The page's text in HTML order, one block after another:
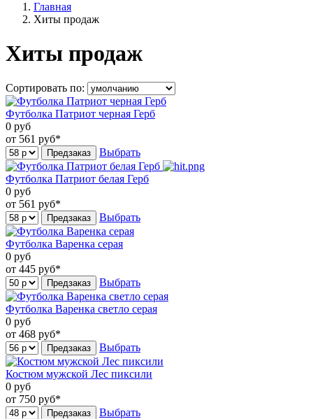
Главная
Хиты продаж
Хиты продаж
Сортировать по:
Футболка Патриот черная Герб
0 руб
от 561 руб*
Предзаказ Выбрать
Футболка Патриот белая Герб
0 руб
от 561 руб*
Предзаказ Выбрать
Футболка Варенка серая
0 руб
от 445 руб*
Предзаказ Выбрать
Футболка Варенка светло серая
0 руб
от 468 руб*
Предзаказ Выбрать
Костюм мужской Лес пиксили
0 руб
от 750 руб*
Предзаказ Выбрать